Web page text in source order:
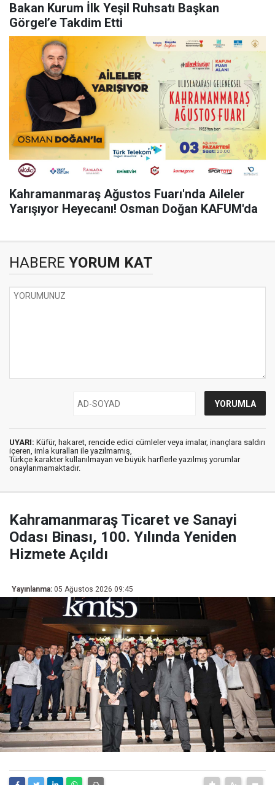
Bakan Kurum İlk Yeşil Ruhsatı Başkan
Görgel’e Takdim Etti
Kahramanmaraş Ağustos Fuarı'nda Aileler
Yarışıyor Heyecanı! Osman Doğan KAFUM'da
HABERE YORUM KAT
UYARI: Küfür, hakaret, rencide edici cümleler veya imalar, inançlara saldırı
içeren, imla kuralları ile yazılmamış,
Türkçe karakter kullanılmayan ve büyük harflerle yazılmış yorumlar
onaylanmamaktadır.
Kahramanmaraş Ticaret ve Sanayi
Odası Binası, 100. Yılında Yeniden
Hizmete Açıldı
Yayınlanma: 05 Ağustos 2026 09:45